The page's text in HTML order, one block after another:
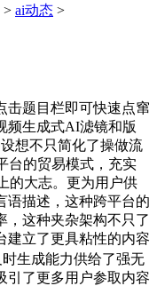
> ai动态 >
题目栏即可快速点窜
频生成式AI滤镜和版
想不只简化了操做流
台的贸易模式，充实
的大志。更为用户供
语描述，这种跨平台的
，这种夹杂架构不只了
建立了更具粘性的内容
生成能力供给了强无
引了更多用户参取内容